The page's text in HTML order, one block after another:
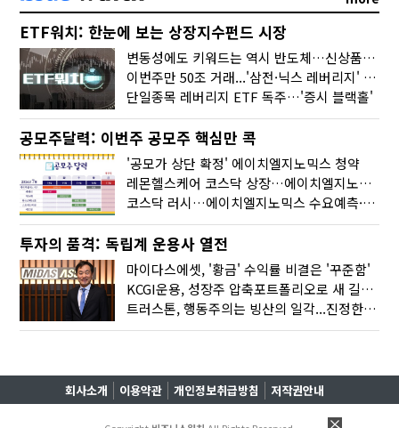
ETF워치: 한눈에 보는 상장지수펀드 시장
변동성에도 키워드는 역시 반도체…신상품은 우주·방산
이번주만 50조 거래...'삼전·닉스 레버리지' 수익률은 -30%
단일종목 레버리지 ETF 독주…'증시 블랙홀'
공모주달력: 이번주 공모주 핵심만 콕
'공모가 상단 확정' 에이치엘지노믹스 청약
레몬헬스케어 코스닥 상장…에이치엘지노믹스 수요예측
코스닥 러시…에이치엘지노믹스 수요예측·레메디 청약
투자의 품격: 독립계 운용사 열전
마이다스에셋, '황금' 수익률 비결은 '꾸준함'
KCGI운용, 성장주 압축포트폴리오로 새 길을 그리다
트러스톤, 행동주의는 빙산의 일각...진정한 힘은 '주식형 강자'
회사소개 이용약관 개인정보취급방침 저작권안내